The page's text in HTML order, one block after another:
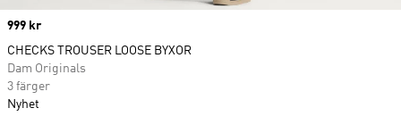
Price
999 kr
CHECKS TROUSER LOOSE BYXOR
Dam Originals
3 färger
Nyhet